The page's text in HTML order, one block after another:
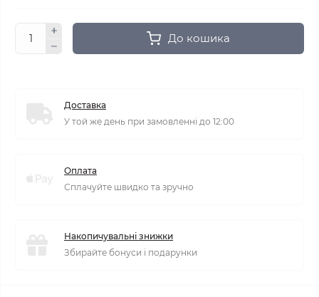
До кошика
Доставка
У той же день при замовленні до 12:00
Оплата
Сплачуйте швидко та зручно
Накопичувальні знижки
Збирайте бонуси і подарунки